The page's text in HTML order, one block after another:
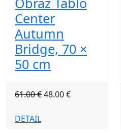
Center
Autumn
Bridge, 70 ×
50 cm
61.00 €48.00 €
DETAIL